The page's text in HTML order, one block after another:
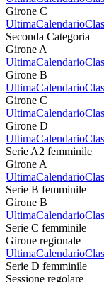
Girone C
UltimaCalendario
Seconda Categoria
Girone A
UltimaCalendario
Girone B
UltimaCalendario
Girone C
UltimaCalendario
Girone D
UltimaCalendario
Serie A2 femminile
Girone A
UltimaCalendario
Serie B femminile
Girone B
UltimaCalendario
Serie C femminile
Girone regionale
UltimaCalendario
Serie D femminile
Sessione regolare